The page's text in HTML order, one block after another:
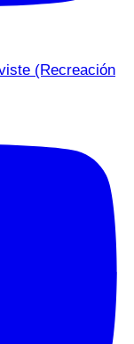
(Recreación